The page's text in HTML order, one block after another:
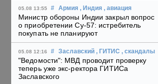
05.08 13:55 # Армия , Индия , авиация
Министр обороны Индии закрыл вопрос
о приобретении Су-57: истребитель
покупать не планируют
05.08 12:16 # Заславский , ГИТИС , скандалы
"Ведомости": МВД проводит проверку
теперь уже экс-ректора ГИТИСа
Заславского